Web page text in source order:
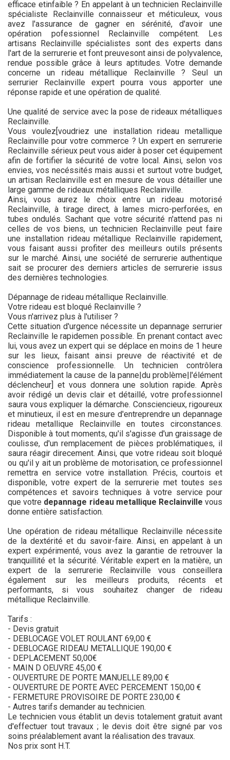
efficace etinfaible ? En appelant à un technicien Reclainville
spécialiste Reclainville connaisseur et méticuleux, vous
avez l'assurance de gagner en sérénité, d'avoir une
opération pofessionnel Reclainville compétent. Les
artisans Reclainville spécialistes sont des experts dans
l'art de la serrurerie et font preuvesont ainsi de polyvalence,
rendue possible grâce à leurs aptitudes. Votre demande
concerne un rideau métallique Reclainville ? Seul un
serrurier Reclainville expert pourra vous apporter une
réponse rapide et une opération de qualité.
Une qualité de service avec la pose de rideaux métalliques
Reclainville.
Vous voulez[voudriez une installation rideau metallique
Reclainville pour votre commerce ? Un expert en serrurerie
Reclainville sérieux peut vous aider à poser cet équipement
afin de fortifier la sécurité de votre local. Ainsi, selon vos
envies, vos necéssités mais aussi et surtout votre budget,
un artisan Reclainville est en mesure de vous détailler une
large gamme de rideaux métalliques Reclainville.
Ainsi, vous aurez le choix entre un rideau motorisé
Reclainville, à tirage direct, à lames micro-perforées, en
tubes ondulés. Sachant que votre sécurité n'attend pas ni
celles de vos biens, un technicien Reclainville peut faire
une installation rideau métallique Reclainville rapidement,
vous faisant aussi profiter des meilleurs outils présents
sur le marché. Ainsi, une société de serrurerie authentique
sait se procurer des derniers articles de serrurerie issus
des dernières technologies.
Dépannage de rideau métallique Reclainville.
Votre rideau est bloqué Reclainville ?
Vous n'arrivez plus à l'utiliser ?
Cette situation d'urgence nécessite un depannage serrurier
Reclainville le rapidemen possible. En prenant contact avec
lui, vous avez un expert qui se déplace en moins de 1 heure
sur les lieux, faisant ainsi preuve de réactivité et de
conscience professionnelle. Un technicien contrôlera
immédiatement la cause de la panne|du problème|l'élément
déclencheur] et vous donnera une solution rapide. Après
avoir rédigé un devis clair et détaillé, votre professionnel
saura vous expliquer la démarche. Consciencieux, rigoureux
et minutieux, il est en mesure d'entreprendre un depannage
rideau metallique Reclainville en toutes circonstances.
Disponible à tout moments, qu'il s'agisse d'un graissage de
coulisse, d'un remplacement de pièces problématiques, il
saura réagir direcement. Ainsi, que votre rideau soit bloqué
ou qu'il y ait un problème de motorisation, ce professionnel
remettra en service votre installation. Précis, courtois et
disponible, votre expert de la serrurerie met toutes ses
compétences et savoirs techniques à votre service pour
que votre depannage rideau metallique Reclainvillevous
donne entière satisfaction.
Une opération de rideau métallique Reclainville nécessite
de la dextérité et du savoir-faire. Ainsi, en appelant à un
expert expérimenté, vous avez la garantie de retrouver la
tranquillité et la sécurité. Véritable expert en la matière, un
expert de la serrurerie Reclainville vous conseillera
également sur les meilleurs produits, récents et
performants, si vous souhaitez changer de rideau
métallique Reclainville.
Tarifs :
- Devis gratuit
- DEBLOCAGE VOLET ROULANT 69,00 €
- DEBLOCAGE RIDEAU METALLIQUE 190,00 €
- DEPLACEMENT 50,00€
- MAIN D OEUVRE 45,00 €
- OUVERTURE DE PORTE MANUELLE 89,00 €
- OUVERTURE DE PORTE AVEC PERCEMENT 150,00 €
- FERMETURE PROVISOIRE DE PORTE 230,00 €
- Autres tarifs demander au technicien.
Le technicien vous établit un devis totalement gratuit avant
d'effectuer tout travaux ; le devis doit être signé par vos
soins préalablement avant la réalisation des travaux.
Nos prix sont H.T.